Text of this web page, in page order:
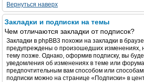
Вернуться наверх
Закладки и подписки на темы
Чем отличаются закладки от подписок?
Закладки в phpBB3 похожи на закладки в
предупреждены о произошедших изменениях,
тему позже. Однако, оформив подписку, вы
уведомления об изменениях в теме или
предпочтительным вам способом или
подписки можно на странице «Подписки» в